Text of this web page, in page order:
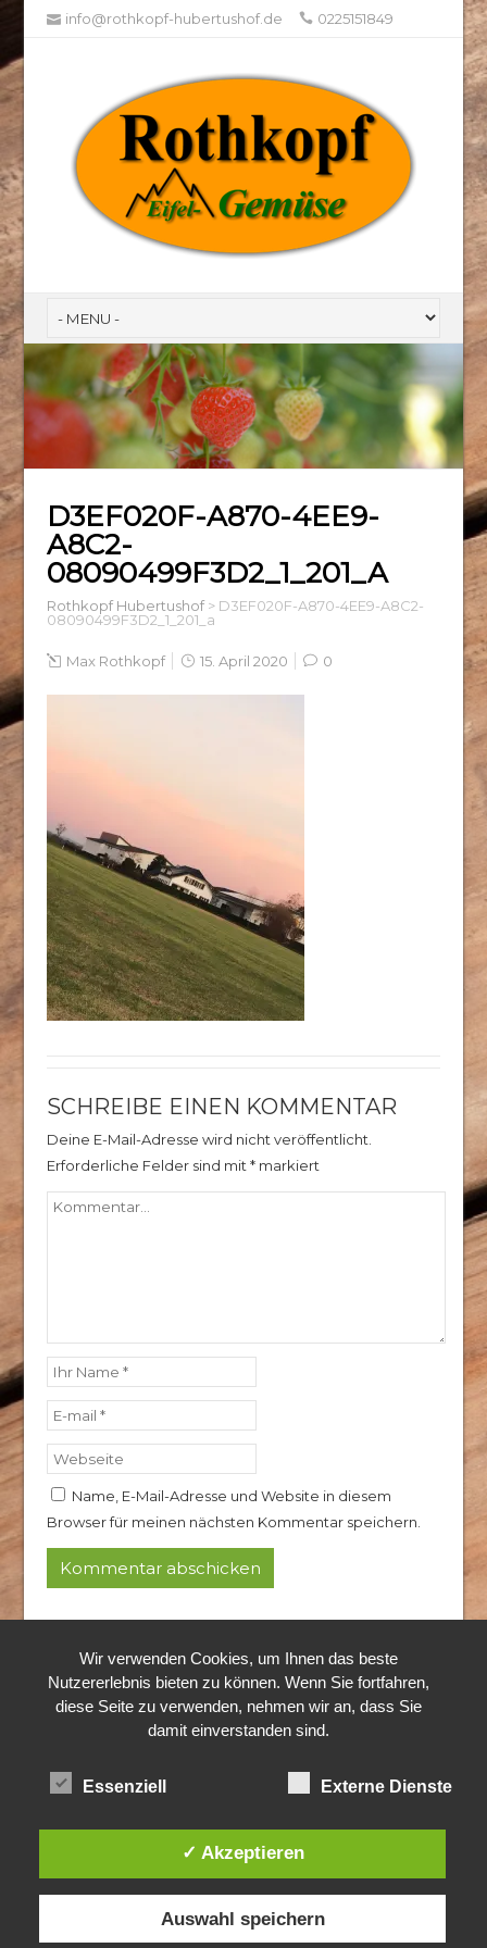
info@rothkopf-hubertushof.de 0225151849
D3EF020F-A870-4EE9-
A8C2-
08090499F3D2_1_201_A
Rothkopf Hubertushof> D3EF020F-A870-4EE9-A8C2-
08090499F3D2_1_201_a
Max Rothkopf 15. April 2020 0
SCHREIBE EINEN KOMMENTAR
Deine E-Mail-Adresse wird nicht veröffentlicht.
Erforderliche Felder sind mit*markiert
Name, E-Mail-Adresse und Website in diesem
Browser für meinen nächsten Kommentar speichern.
Alle Rechte vorbehalten.
Wir verwenden Cookies, um Ihnen das beste
Nutzererlebnis bieten zu können. Wenn Sie fortfahren,
diese Seite zu verwenden, nehmen wir an, dass Sie
damit einverstanden sind.
Essenziell Externe Dienste
✓ Akzeptieren
Auswahl speichern